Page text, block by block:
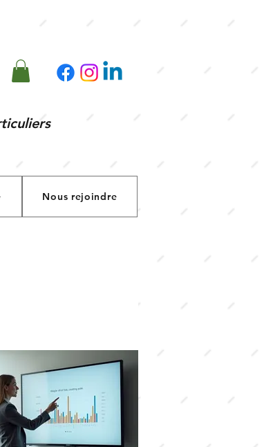
Nous rejoindre